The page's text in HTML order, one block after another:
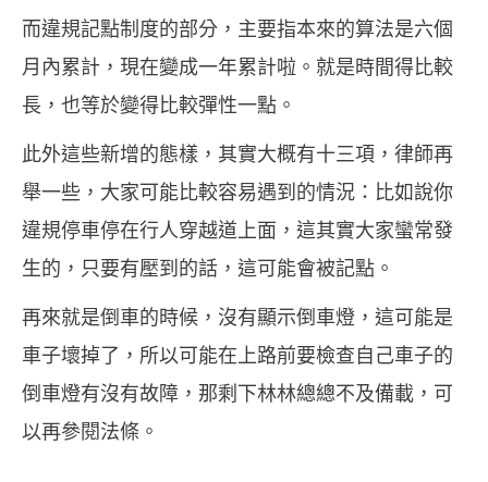
而違規記點制度的部分，主要指本來的算法是六個
月內累計，現在變成一年累計啦。就是時間得比較
長，也等於變得比較彈性一點。
此外這些新增的態樣，其實大概有十三項，律師再
舉一些，大家可能比較容易遇到的情況：比如說你
違規停車停在行人穿越道上面，這其實大家蠻常發
生的，只要有壓到的話，這可能會被記點。
再來就是倒車的時候，沒有顯示倒車燈，這可能是
車子壞掉了，所以可能在上路前要檢查自己車子的
倒車燈有沒有故障，那剩下林林總總不及備載，可
以再參閱法條。